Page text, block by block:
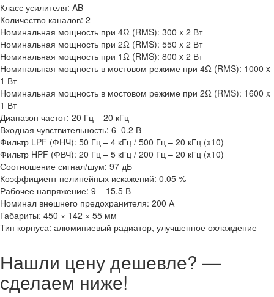
Класс усилителя: AB
Количество каналов: 2
Номинальная мощность при 4Ω (RMS): 300 x 2 Вт
Номинальная мощность при 2Ω (RMS): 550 x 2 Вт
Номинальная мощность при 1Ω (RMS): 800 x 2 Вт
Номинальная мощность в мостовом режиме при 4Ω (RMS): 1000 x
1 Вт
Номинальная мощность в мостовом режиме при 2Ω (RMS): 1600 x
1 Вт
Диапазон частот: 20 Гц – 20 кГц
Входная чувствительность: 6–0.2 В
Фильтр LPF (ФНЧ): 50 Гц – 4 кГц / 500 Гц – 20 кГц (x10)
Фильтр HPF (ФВЧ): 20 Гц – 5 кГц / 200 Гц – 20 кГц (x10)
Соотношение сигнал/шум: 97 дБ
Коэффициент нелинейных искажений: 0.05 %
Рабочее напряжение: 9 – 15.5 В
Номинал внешнего предохранителя: 200 А
Габариты: 450 × 142 × 55 мм
Тип корпуса: алюминиевый радиатор, улучшенное охлаждение
Нашли цену дешевле? —
сделаем ниже!